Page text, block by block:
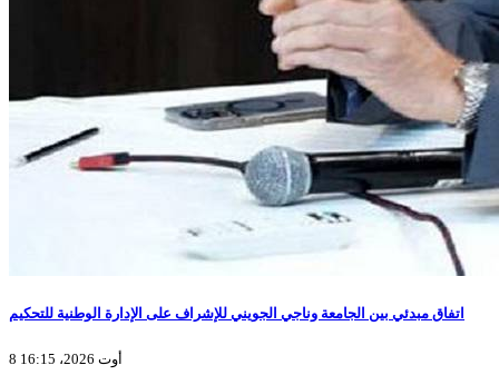
اتفاق مبدئي بين الجامعة وناجي الجويني للإشراف على الإدارة الوطنية للتحكيم
8 أوت 2026، 16:15